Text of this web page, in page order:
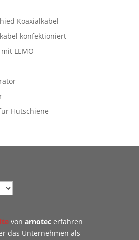
Koaxialkabel
konfektioniert
LEMO
Hutschiene
von arnotecerfahren
das Unternehmen als